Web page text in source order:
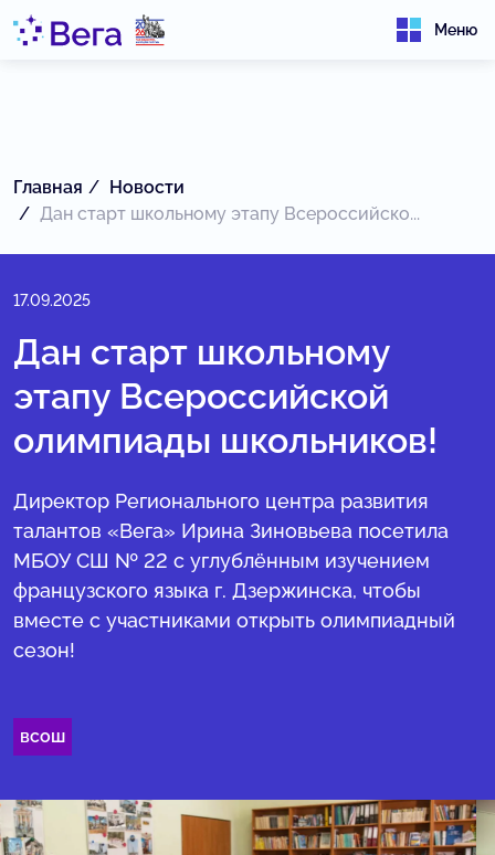
Меню
Главная
Новости
Дан старт школьному этапу Всероссийско...
17.09.2025
Дан старт школьному
этапу Всероссийской
олимпиады школьников!
Директор Регионального центра развития
талантов «Вега» Ирина Зиновьева посетила
МБОУ СШ № 22 с углублённым изучением
французского языка г. Дзержинска, чтобы
вместе с участниками открыть олимпиадный
сезон!
всош